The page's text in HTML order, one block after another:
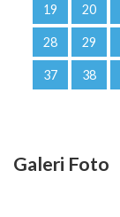
19 20
28 29
37 38
Galeri Foto